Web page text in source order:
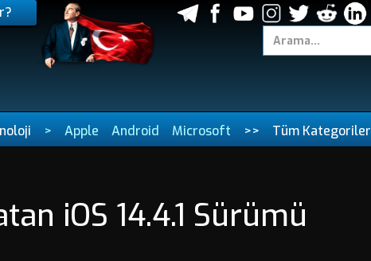
> Apple Android Microsoft >> Tüm Kategoriler
iOS 14.4.1 Sürümü